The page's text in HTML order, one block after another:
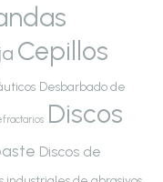
Cepillos
Desbarbado de
Discos
Discos de